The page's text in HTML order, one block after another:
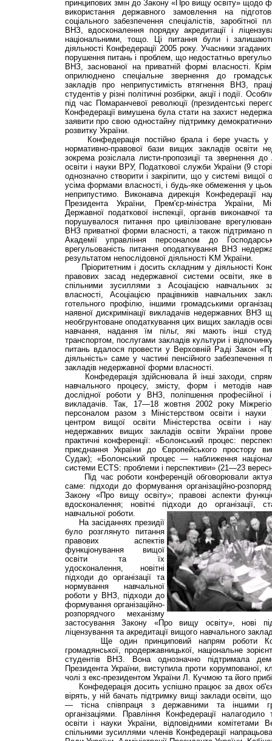
принципових змін до Закону «Про вищу освіту» щодо
використання державного замовлення на
соціального забезпечення спеціалістів, заробітної
ВНЗ, вдосконалення порядку акредитації і
національними, тощо. Ці питання були і
діяльності Конфедерації 2005 року. Учасники
порушення питань і проблем, що недостатньо
ВНЗ, заснованої на приватній формі власності.
оприлюднено спеціальне звернення до
закладів про неприпустимість втягнення ВНЗ,
студентів у різні політичні розбірки, акції і події.
під час Помаранчевої революції (президентські
Конфедерації вимушена була стати на захист
заявити про свою одностайну підтримку
розвитку України.
Конфедерація постійно брала і бере участь у
нормативно-правової бази вищих закладів освіти
зокрема розіслала листи-пропозиції та звернення
освіти і науки ВРУ, Податкової служби України (9
однозначно створити і закріпити, що у системі вищої
усіма формами власності, і будь-яке обмеження у
неприпустимо. Виконавча дирекція Конфедерації
Президента України, Прем'єр-міністра України,
Державної податкової інспекції, органів
порушувалося питання про цивілізоване
ВНЗ приватної форми власності, а також підтримано
Академії управління персоналом до
врегульованість питання оподаткування ВНЗ
результатом непослідовної діяльності KM України.
Пріоритетним і досить складним у діяльності
правових засад недержавної системи освіти, яке
спільними зусиллями з Асоціацією навчальних
власності, Асоціацією працівників навчальних
готельного профілю, іншими громадськими
наявної дискримінації викладачів недержавних ВНЗ
необгрунтоване оподаткування цих вищих закладів
навчання, надання їм пільг, які мають інші
транспортом, послугами закладів культури і
питань вдалося провести у Верховній Раді Закон
діяльність» саме у частині пенсійного забезпечення
закладів недержавної форми власності.
Конфедерація здійснювала й інші заходи,
навчального процесу, змісту, форм і методів
дослідної роботи у ВНЗ, поліпшення професійної і
викладачів. Так, 17—18 жовтня 2002 року
персоналом разом з Міністерством освіти і науки
центром вищої освіти Міністерства освіти і
недержавних вищих закладів освіти України
практичні конференції: «Болонський процес:
приєднання України до Європейського простору
Судак); «Болонський процес — наближення
системи ECTS: проблеми і перспективи» (21—23
Під час роботи конференцій обговорювали
саме: підходи до формування організаційно-
Закону «Про вищу освіту»; правові аспекти
вдосконалення; новітні підходи до організації,
навчальної роботи.
На засіданнях президії
було розглянуто питання
правових аспектів
функціонування вищої
освіти та їх
удосконалення, новітні
підходи до організації та
нормування навчальної
роботи у ВНЗ, підходи до
формування організаційно-
розпорядчого механізму
застосування Закону «Про вищу освіту», нові
ліцензування та акредитації вищого навчального
Ще один принциповий напрям роботи
громадянської, продержавницької, національне
студентів ВНЗ. Вона однозначно підтримала
Президента України, виступила проти корумпованої,
чолі з екс-президентом України Л. Кучмою та його
Конфедерація досить успішно працює за двох
вірять, у ній бачать підтримку вищі заклади освіти,
— тісна співпраця з державними та іншими
організаціями. Правління Конфедерації налагодило
освіти і науки України, відповідними комітетами
спільними зусиллями членів Конфедерації